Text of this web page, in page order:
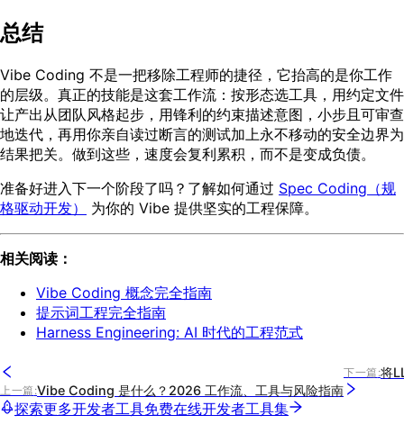
总结
Vibe Coding 不是一把移除工程师的捷径，它抬高的是你工作
的层级。真正的技能是这套工作流：按形态选工具，用约定文件
让产出从团队风格起步，用锋利的约束描述意图，小步且可审查
地迭代，再用你亲自读过断言的测试加上永不移动的安全边界为
结果把关。做到这些，速度会复利累积，而不是变成负债。
准备好进入下一个阶段了吗？了解如何通过 Spec Coding（规
格驱动开发）
为你的 Vibe 提供坚实的工程保障。
相关阅读：
Vibe Coding 概念完全指南
提示词工程完全指南
Harness Engineering: AI 时代的工程范式
上一篇 :Vibe Coding 是什么？2026 工作流、工具与风险指南
下一篇 :将
探索更多开发者工具免费在线开发者工具集